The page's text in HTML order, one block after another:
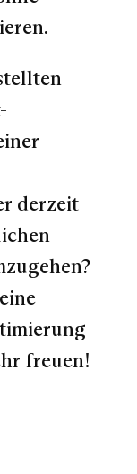
derzeit
freuen!